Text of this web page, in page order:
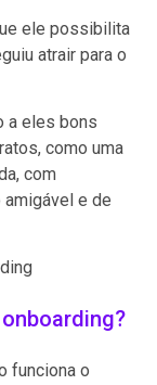
ele possibilita
atrair para o
a eles bons
como uma
com
amigável e de
funciona o